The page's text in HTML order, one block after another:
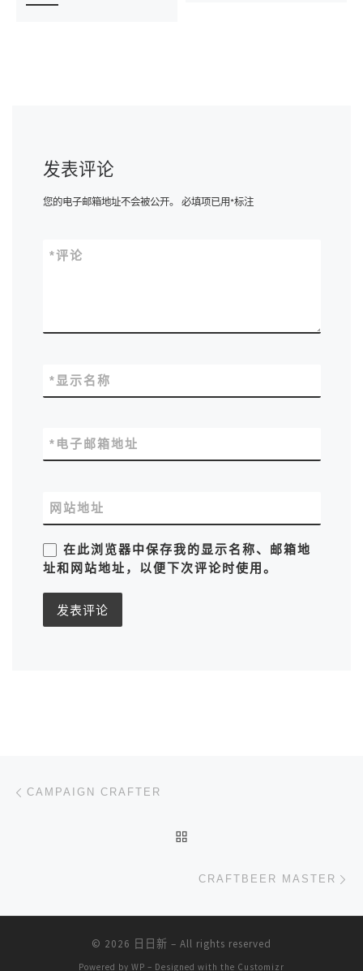
发表评论
您的电子邮箱地址不会被公开。 必填项已用*标注
评论
*
显示名称
*
电子邮箱地址
*
网站地址
在此浏览器中保存我的显示名称、邮箱地
址和网站地址，以便下次评论时使用。
文章导航
CAMPAIGN CRAFTER
CRAFTBEER MASTER
© 2026 日日新 – All rights reserved
Powered by WP – Designed with the Customizr